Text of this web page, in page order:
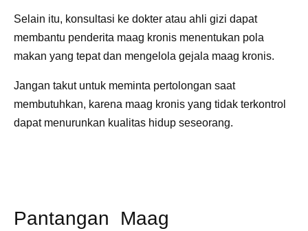
Selain itu, konsultasi ke dokter atau ahli gizi dapat
membantu penderita maag kronis menentukan pola
makan yang tepat dan mengelola gejala maag kronis.
Jangan takut untuk meminta pertolongan saat
membutuhkan, karena maag kronis yang tidak terkontrol
dapat menurunkan kualitas hidup seseorang.
Pantangan Maag